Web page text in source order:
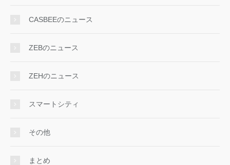
CASBEEのニュース
ZEBのニュース
ZEHのニュース
スマートシティ
その他
まとめ